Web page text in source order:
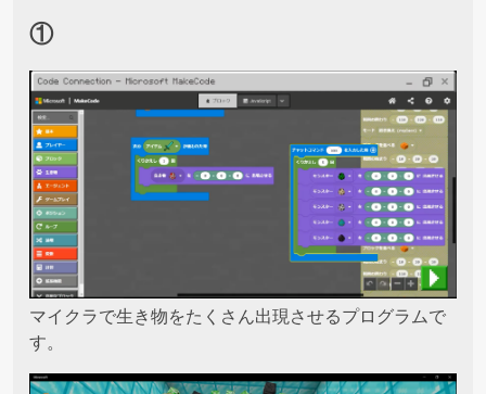
①
マイクラで生き物をたくさん出現させるプログラムで
す。